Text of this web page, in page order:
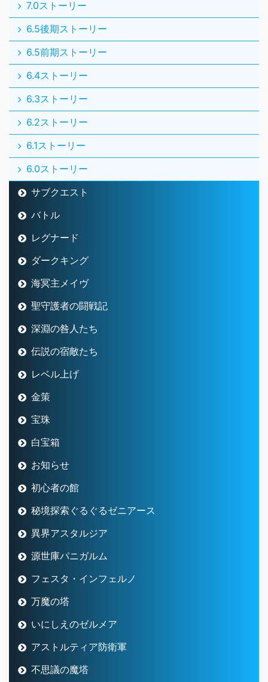
7.0ストーリー
6.5後期ストーリー
6.5前期ストーリー
6.4ストーリー
6.3ストーリー
6.2ストーリー
6.1ストーリー
6.0ストーリー
サブクエスト
バトル
レグナード
ダークキング
海冥主メイヴ
聖守護者の闘戦記
深淵の咎人たち
伝説の宿敵たち
レベル上げ
金策
宝珠
白宝箱
お知らせ
初心者の館
秘境探索ぐるぐるゼニアース
異界アスタルジア
源世庫パニガルム
フェスタ・インフェルノ
万魔の塔
いにしえのゼルメア
アストルティア防衛軍
不思議の魔塔